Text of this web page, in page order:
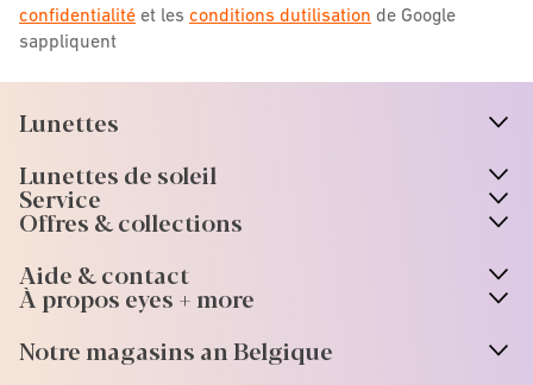
confidentialité et les conditions dutilisation de Google
sappliquent
Lunettes
Lunettes de soleil
Service
Offres & collections
Aide & contact
À propos eyes + more
Notre magasins an Belgique